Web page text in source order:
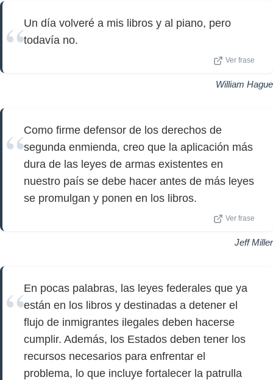
Un día volveré a mis libros y al piano, pero
todavía no.
Ver frase
William Hague
Como firme defensor de los derechos de
segunda enmienda, creo que la aplicación más
dura de las leyes de armas existentes en
nuestro país se debe hacer antes de más leyes
se promulgan y ponen en los libros.
Ver frase
Jeff Miller
En pocas palabras, las leyes federales que ya
están en los libros y destinadas a detener el
flujo de inmigrantes ilegales deben hacerse
cumplir. Además, los Estados deben tener los
recursos necesarios para enfrentar el
problema, lo que incluye fortalecer la patrulla